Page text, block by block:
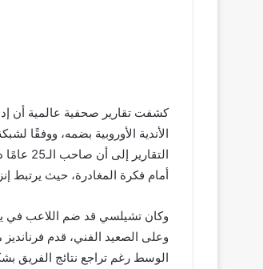
كشفت تقارير صحفية عالمية أن
أمام فكرة المغادرة، حيث يرتبط
الوسط رغم تراجع نتائج الفريق